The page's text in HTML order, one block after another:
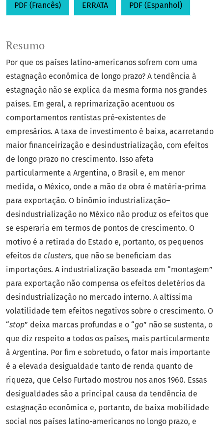
PDF (Francês) ERRATA PDF (Espanhol)
Resumo
Por que os países latino-americanos sofrem com uma
estagnação econômica de longo prazo? A tendência à
estagnação não se explica da mesma forma nos grandes
países. Em geral, a reprimarização acentuou os
comportamentos rentistas pré-existentes de
empresários. A taxa de investimento é baixa, acarretando
maior financeirização e desindustrialização, com efeitos
de longo prazo no crescimento. Isso afeta
particularmente a Argentina, o Brasil e, em menor
medida, o México, onde a mão de obra é matéria-prima
para exportação. O binômio industrialização–
desindustrialização no México não produz os efeitos que
se esperaria em termos de pontos de crescimento. O
motivo é a retirada do Estado e, portanto, os pequenos
efeitos de clusters, que não se beneficiam das
importações. A industrialização baseada em “montagem”
para exportação não compensa os efeitos deletérios da
desindustrialização no mercado interno. A altíssima
volatilidade tem efeitos negativos sobre o crescimento. O
“stop” deixa marcas profundas e o “go” não se sustenta, o
que diz respeito a todos os países, mais particularmente
à Argentina. Por fim e sobretudo, o fator mais importante
é a elevada desigualdade tanto de renda quanto de
riqueza, que Celso Furtado mostrou nos anos 1960. Essas
desigualdades são a principal causa da tendência de
estagnação econômica e, portanto, de baixa mobilidade
social nos países latino-americanos no longo prazo, e